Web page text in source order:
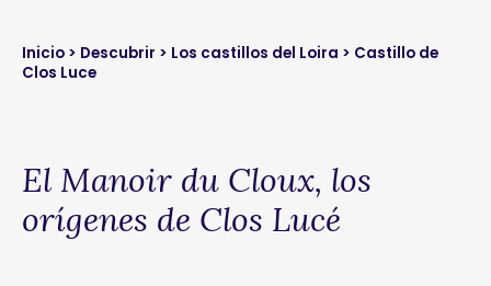
Inicio > Descubrir > Los castillos del Loira > Castillo de
Clos Luce
El Manoir du Cloux, los
orígenes de Clos Lucé